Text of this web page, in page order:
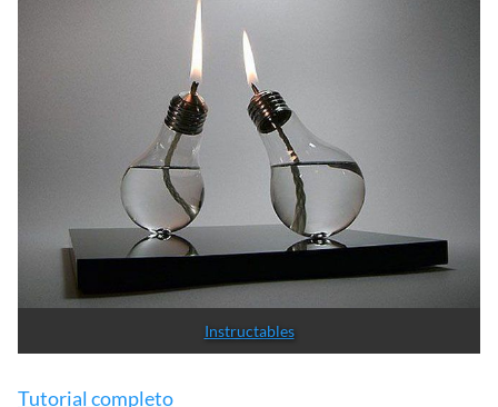
Instructables
Tutorial completo